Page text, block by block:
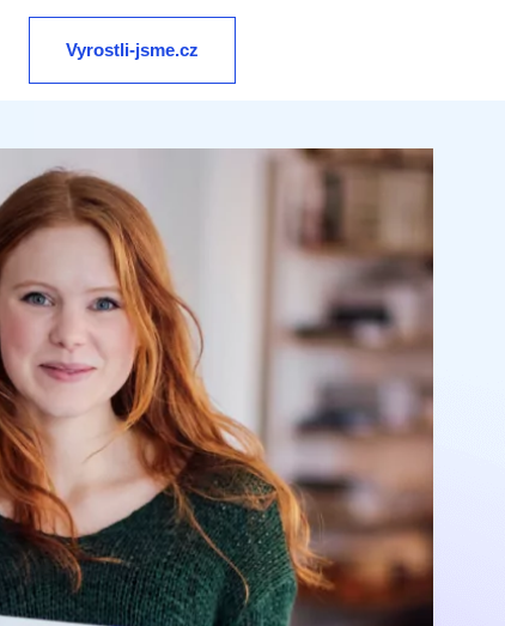
Vyrostli-jsme.cz